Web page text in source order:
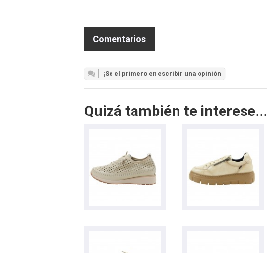
Comentarios
¡Sé el primero en escribir una opinión!
Quizá también te interese...